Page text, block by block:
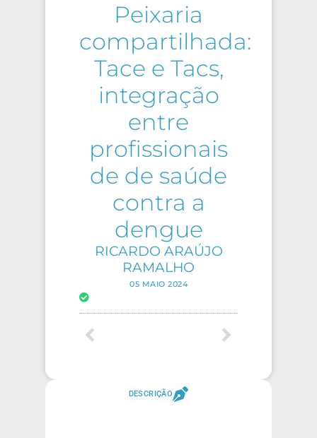
Peixaria
compartilhada:
Tace e Tacs,
integração
entre
profissionais
de de saúde
contra a
dengue
RICARDO ARAÚJO
RAMALHO
05 MAIO 2024
DESCRIÇÃO